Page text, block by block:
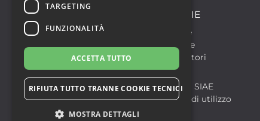
© 2026Notlife S.r.l.
P.IVA 07299210828
CATEGORIE
Discoteche
Formazione
Sport & Motori
Biglietteria SIAE
Condizioni di utilizzo
TARGETING
FUNZIONALITÀ
ACCETTA TUTTO
RIFIUTA TUTTO TRANNE COOKIE TECNICI
MOSTRA DETTAGLI